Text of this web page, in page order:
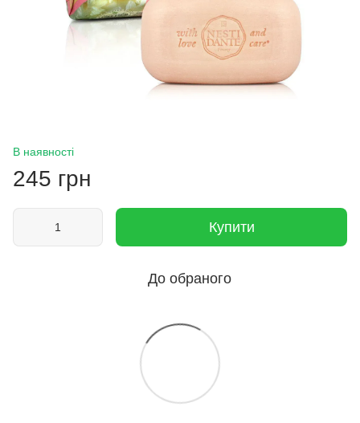
В наявності
245 грн
Купити
До обраного